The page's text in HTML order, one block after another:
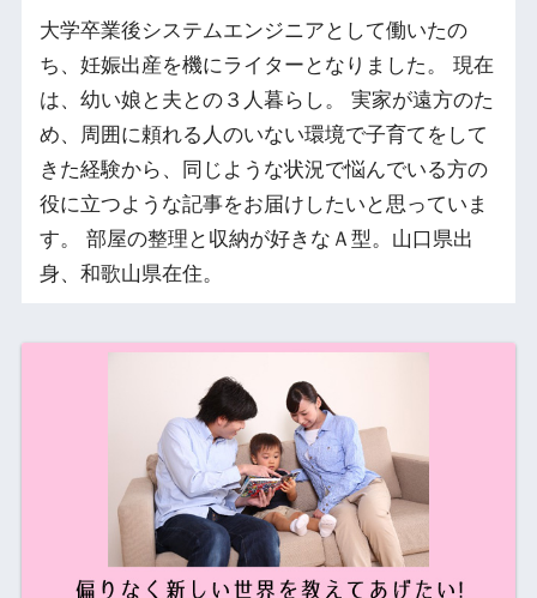
大学卒業後システムエンジニアとして働いたの
ち、妊娠出産を機にライターとなりました。 現在
は、幼い娘と夫との３人暮らし。 実家が遠方のた
め、周囲に頼れる人のいない環境で子育てをして
きた経験から、同じような状況で悩んでいる方の
役に立つような記事をお届けしたいと思っていま
す。 部屋の整理と収納が好きなＡ型。山口県出
身、和歌山県在住。